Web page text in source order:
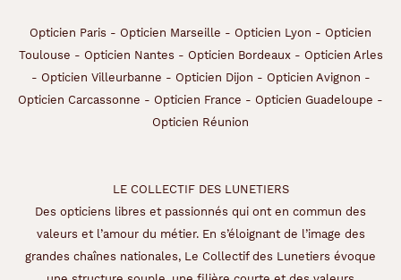
Opticien Paris - Opticien Marseille - Opticien Lyon - Opticien
Toulouse - Opticien Nantes - Opticien Bordeaux- Opticien Arles
- Opticien Villeurbanne - Opticien Dijon - Opticien Avignon -
Opticien Carcassonne - Opticien France - Opticien Guadeloupe -
Opticien Réunion
LE COLLECTIF DES LUNETIERS
Des opticiens libres et passionnés qui ont en commun des
valeurs et l’amour du métier. En s’éloignant de l’image des
grandes chaînes nationales, Le Collectif des Lunetiers évoque